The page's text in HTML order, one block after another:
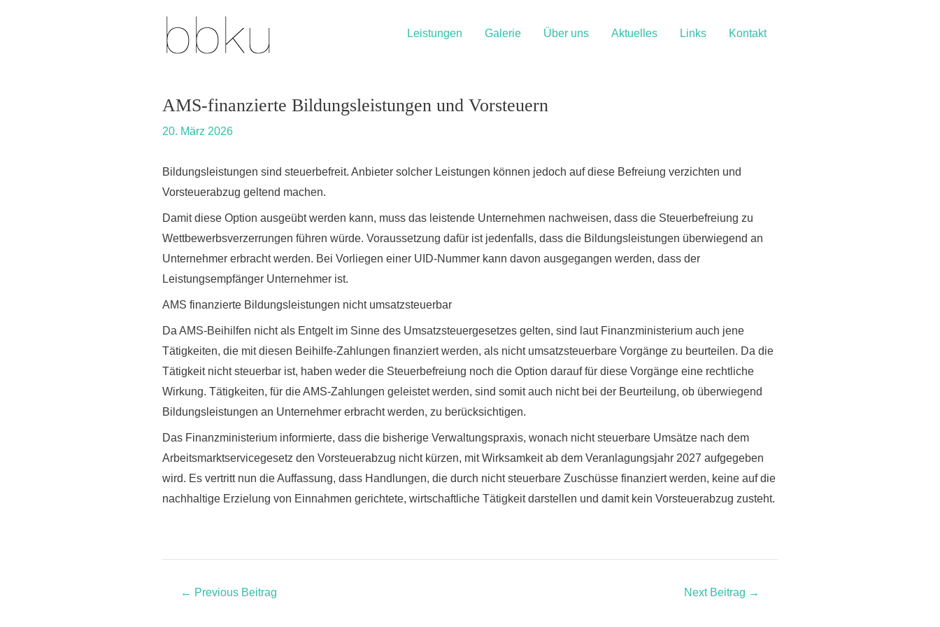
Leistungen Galerie Über uns Aktuelles Links Kontakt
AMS-finanzierte Bildungsleistungen und Vorsteuern
20. März 2026
Bildungsleistungen sind steuerbefreit. Anbieter solcher Leistungen können jedoch auf diese Befreiung verzichten und
Vorsteuerabzug geltend machen.
Damit diese Option ausgeübt werden kann, muss das leistende Unternehmen nachweisen, dass die Steuerbefreiung zu
Wettbewerbsverzerrungen führen würde. Voraussetzung dafür ist jedenfalls, dass die Bildungsleistungen überwiegend an
Unternehmer erbracht werden. Bei Vorliegen einer UID-Nummer kann davon ausgegangen werden, dass der
Leistungsempfänger Unternehmer ist.
AMS finanzierte Bildungsleistungen nicht umsatzsteuerbar
Da AMS-Beihilfen nicht als Entgelt im Sinne des Umsatzsteuergesetzes gelten, sind laut Finanzministerium auch jene
Tätigkeiten, die mit diesen Beihilfe-Zahlungen finanziert werden, als nicht umsatzsteuerbare Vorgänge zu beurteilen. Da die
Tätigkeit nicht steuerbar ist, haben weder die Steuerbefreiung noch die Option darauf für diese Vorgänge eine rechtliche
Wirkung. Tätigkeiten, für die AMS-Zahlungen geleistet werden, sind somit auch nicht bei der Beurteilung, ob überwiegend
Bildungsleistungen an Unternehmer erbracht werden, zu berücksichtigen.
Das Finanzministerium informierte, dass die bisherige Verwaltungspraxis, wonach nicht steuerbare Umsätze nach dem
Arbeitsmarktservicegesetz den Vorsteuerabzug nicht kürzen, mit Wirksamkeit ab dem Veranlagungsjahr 2027 aufgegeben
wird. Es vertritt nun die Auffassung, dass Handlungen, die durch nicht steuerbare Zuschüsse finanziert werden, keine auf die
nachhaltige Erzielung von Einnahmen gerichtete, wirtschaftliche Tätigkeit darstellen und damit kein Vorsteuerabzug zusteht.
navigation
← Previous Beitrag Next Beitrag →